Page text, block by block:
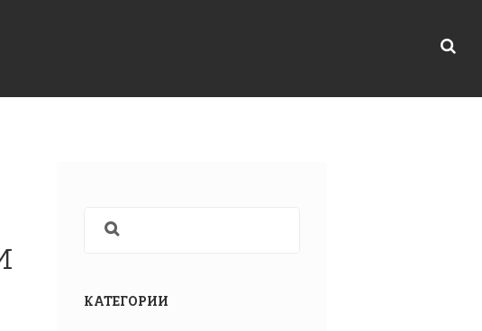
КАТЕГОРИИ